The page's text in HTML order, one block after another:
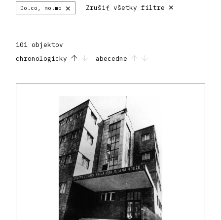
Do.co, mo.mo × Zrušiť všetky filtre ×
101 objektov
chronologicky
abecedne